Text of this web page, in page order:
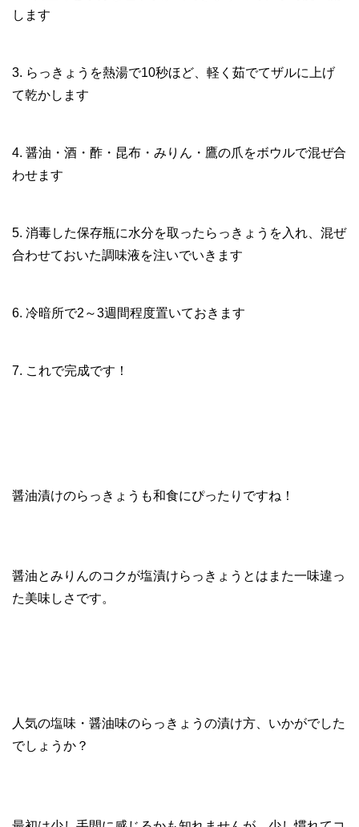
します
3. らっきょうを熱湯で10秒ほど、軽く茹でてザルに上げ
て乾かします
4. 醤油・酒・酢・昆布・みりん・鷹の爪をボウルで混ぜ合
わせます
5. 消毒した保存瓶に水分を取ったらっきょうを入れ、混ぜ
合わせておいた調味液を注いでいきます
6. 冷暗所で2～3週間程度置いておきます
7. これで完成です！
醤油漬けのらっきょうも和食にぴったりですね！
醤油とみりんのコクが塩漬けらっきょうとはまた一味違っ
た美味しさです。
人気の塩味・醤油味のらっきょうの漬け方、いかがでした
でしょうか？